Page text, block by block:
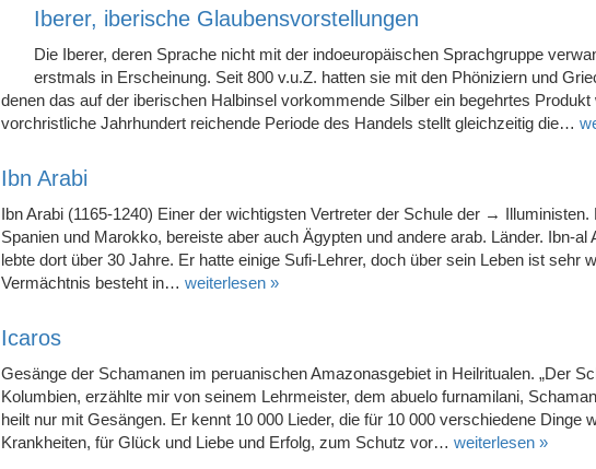
Iberer, iberische Glaubensvorstellungen
Die Iberer, deren Sprache nicht mit der indoeuropäischen Sprachgruppe
erstmals in Erscheinung. Seit 800 v.u.Z. hatten sie mit den Phöniziern und
denen das auf der iberischen Halbinsel vorkommende Silber ein begehrtes Produkt
vorchristliche Jahrhundert reichende Periode des Handels stellt gleichzeitig die…
Ibn Arabi
Ibn Arabi (1165-1240) Einer der wichtigsten Vertreter der Schule der →
Spanien und Marokko, bereiste aber auch Ägypten und andere arab. Länder. Ibn-al
lebte dort über 30 Jahre. Er hatte einige Sufi-Lehrer, doch über sein Leben ist sehr
Vermächtnis besteht in… weiterlesen »
Icaros
Gesänge der Schamanen im peruanischen Amazonasgebiet in Heilritualen. „Der
Kolumbien, erzählte mir von seinem Lehrmeister, dem abuelo furnamilani,
heilt nur mit Gesängen. Er kennt 10 000 Lieder, die für 10 000 verschiedene Dinge
Krankheiten, für Glück und Liebe und Erfolg, zum Schutz vor… weiterlesen »